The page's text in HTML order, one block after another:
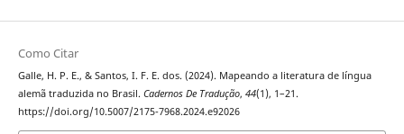
Como Citar
Galle, H. P. E., & Santos, I. F. E. dos. (2024). Mapeando a literatura de língua
alemã traduzida no Brasil. Cadernos De Tradução, 44(1), 1–21.
https://doi.org/10.5007/2175-7968.2024.e92026